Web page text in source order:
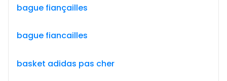
bague fiançailles
bague fiancailles
basket adidas pas cher